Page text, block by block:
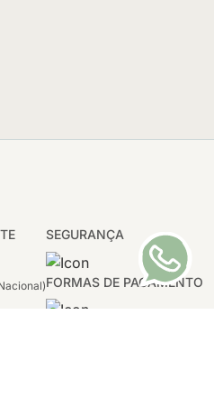
SEGURANÇA
FORMAS DE PAGAMENTO